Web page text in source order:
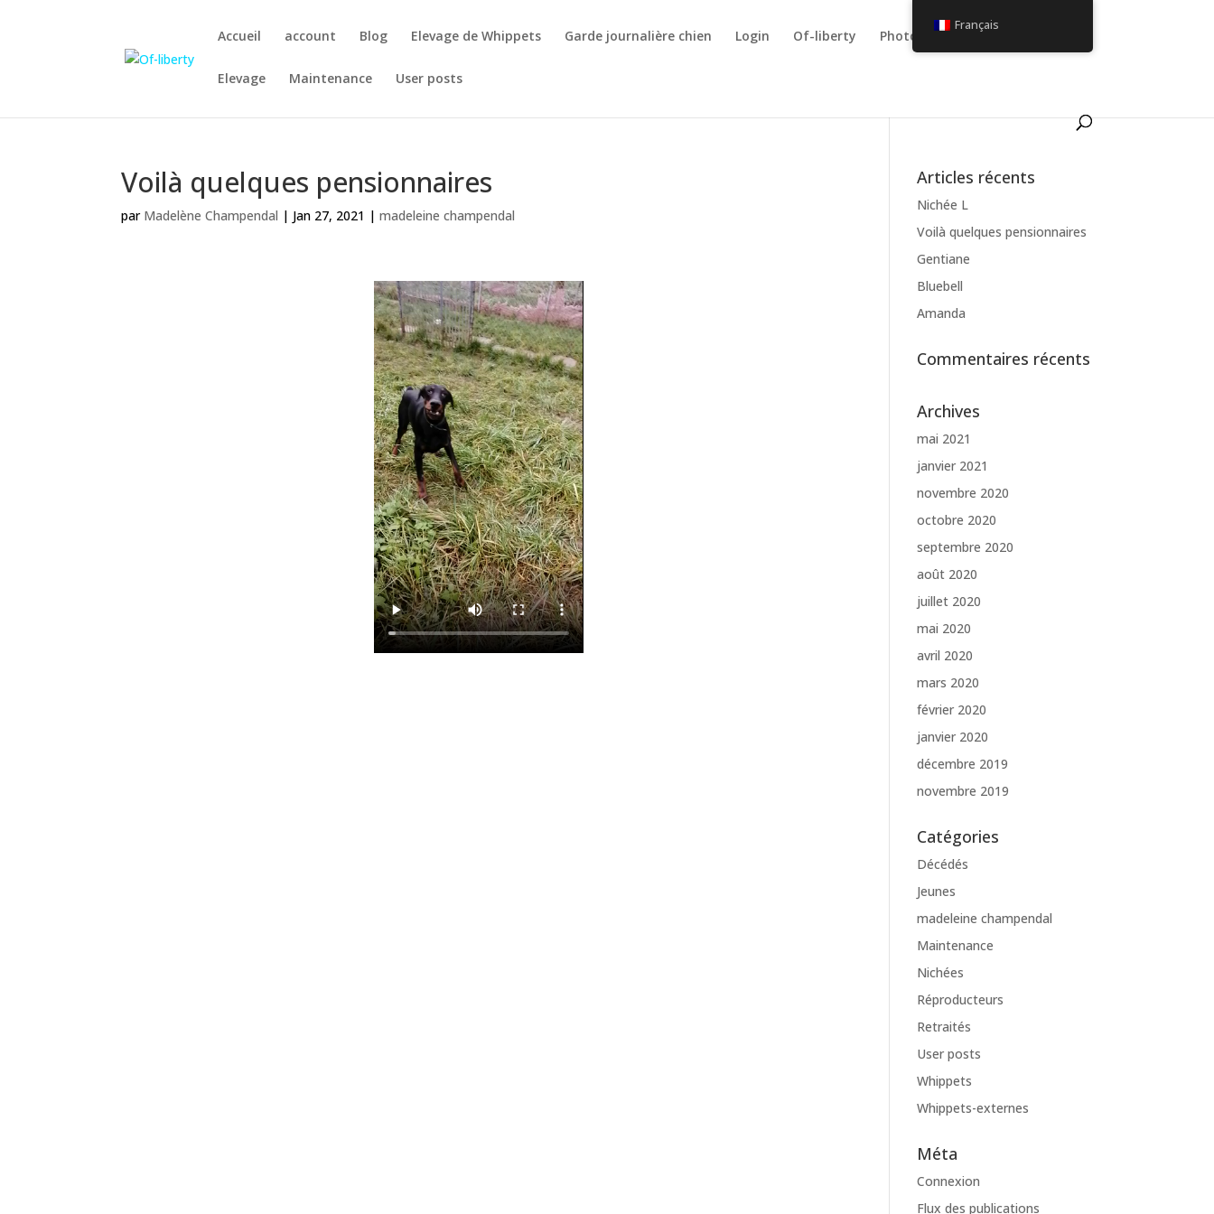
Accueil account Blog Elevage de Whippets Garde journalière chien Login Of-liberty Photos Utilisateur
Elevage Maintenance User posts
Voilà quelques pensionnaires
par Madelène Champendal | Jan 27, 2021 |madeleine champendal
Articles récents
Nichée L
Voilà quelques pensionnaires
Gentiane
Bluebell
Amanda
Commentaires récents
Archives
mai 2021
janvier 2021
novembre 2020
octobre 2020
septembre 2020
août 2020
juillet 2020
mai 2020
avril 2020
mars 2020
février 2020
janvier 2020
décembre 2019
novembre 2019
Catégories
Décédés
Jeunes
madeleine champendal
Maintenance
Nichées
Réproducteurs
Retraités
User posts
Whippets
Whippets-externes
Méta
Connexion
Flux des publications
Français